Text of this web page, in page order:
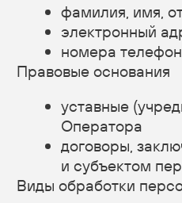
данных запреты на передачу
предоставления доступа), а
или условия обработки (кроме
персональных данных,
распространения, не действуют
обработки персональных данных
публичных интересах,
законодательством РФ.
8.7. Оператор при обработке
данных обеспечивает
персональных данных.
8.8. Оператор осуществляет
персональных данных в